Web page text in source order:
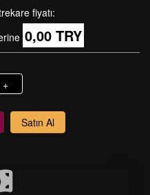
fiyatı:
0,00 TRY
+
Satın Al